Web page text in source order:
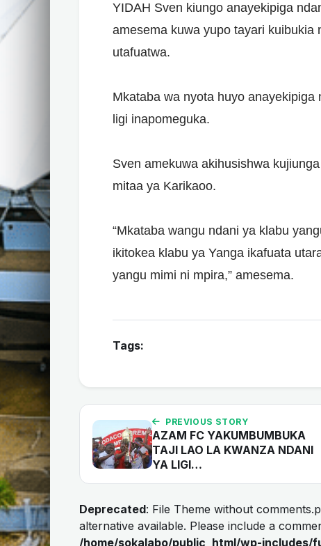
YIDAH Sven kiungo anayekipiga
amesema kuwa yupo tayari kuibukia
utafuatwa.
Mkataba wa nyota huyo
ligi inapomeguka.
Sven amekuwa akihusishwa
mitaa ya Karikaoo.
“Mkataba wangu ndani ya klabu
ikitokea klabu ya Yanga ikafuata
yangu mimi ni mpira,” amesema.
Tags:
PREVIOUS STORY
AZAM FC YAKUMBUMBUKA
TAJI LAO LA KWANZA NDANI
YA LIGI…
Deprecated: File Theme without
alternative available. Please include a
/home/sokalabo/public_html/wp-includes/